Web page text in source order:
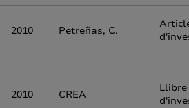
2010 Petreñas, C.
2010 CREA
Llibre